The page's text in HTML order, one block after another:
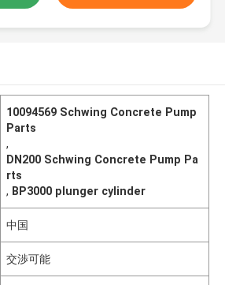
10094569 Schwing Concrete Pump
Parts
,
DN200 Schwing Concrete Pump Pa
rts
, BP3000 plunger cylinder
中国
交渉可能